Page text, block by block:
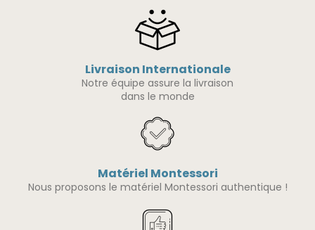
Livraison Internationale
Notre équipe assure la livraison
dans le monde
Matériel Montessori
Nous proposons le matériel Montessori authentique !